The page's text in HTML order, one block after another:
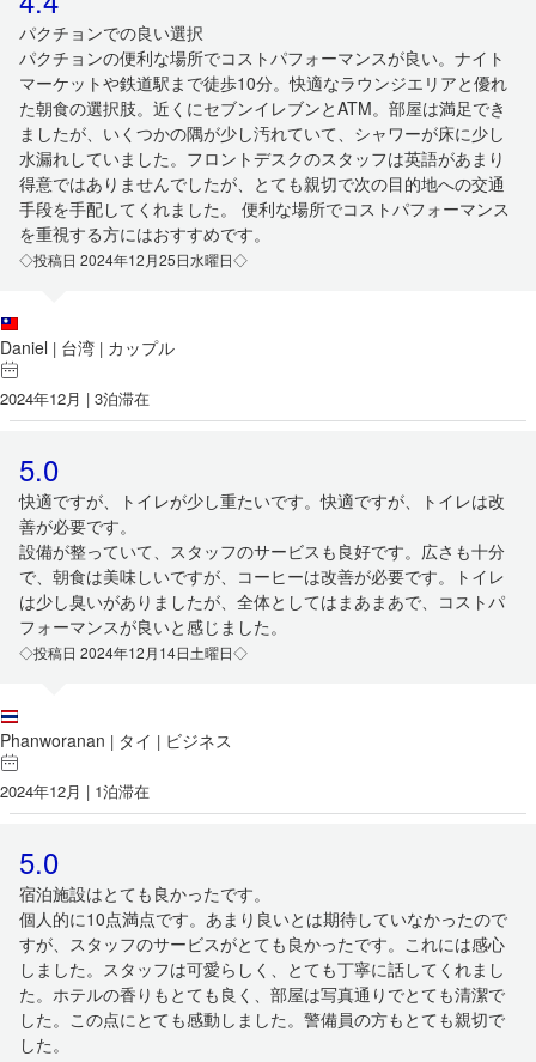
パクチョンでの良い選択
パクチョンの便利な場所でコストパフォーマンスが良い。ナイト
マーケットや鉄道駅まで徒歩10分。快適なラウンジエリアと優れ
た朝食の選択肢。近くにセブンイレブンとATM。部屋は満足でき
ましたが、いくつかの隅が少し汚れていて、シャワーが床に少し
水漏れしていました。フロントデスクのスタッフは英語があまり
得意ではありませんでしたが、とても親切で次の目的地への交通
手段を手配してくれました。 便利な場所でコストパフォーマンス
を重視する方にはおすすめです。
◇投稿日 2024年12月25日水曜日◇
Daniel | 台湾 | カップル
2024年12月 | 3泊滞在
5.0
快適ですが、トイレが少し重たいです。快適ですが、トイレは改
善が必要です。
設備が整っていて、スタッフのサービスも良好です。広さも十分
で、朝食は美味しいですが、コーヒーは改善が必要です。トイレ
は少し臭いがありましたが、全体としてはまあまあで、コストパ
フォーマンスが良いと感じました。
◇投稿日 2024年12月14日土曜日◇
Phanworanan | タイ | ビジネス
2024年12月 | 1泊滞在
5.0
宿泊施設はとても良かったです。
個人的に10点満点です。あまり良いとは期待していなかったので
すが、スタッフのサービスがとても良かったです。これには感心
しました。スタッフは可愛らしく、とても丁寧に話してくれまし
た。ホテルの香りもとても良く、部屋は写真通りでとても清潔で
した。この点にとても感動しました。警備員の方もとても親切で
した。